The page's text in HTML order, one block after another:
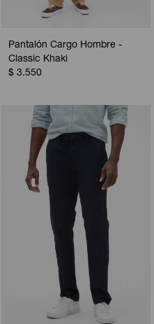
Pantalón Cargo Hombre -
Classic Khaki
$ 3.550